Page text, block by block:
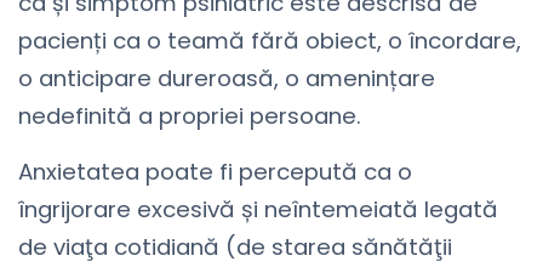
pacienți ca o teamă fără obiect, o încordare,
o anticipare dureroasă, o amenințare
nedefinită a propriei persoane.
Anxietatea poate fi percepută ca o
îngrijorare excesivă și neîntemeiată legată
de viaţa cotidiană (de starea sănătăţii